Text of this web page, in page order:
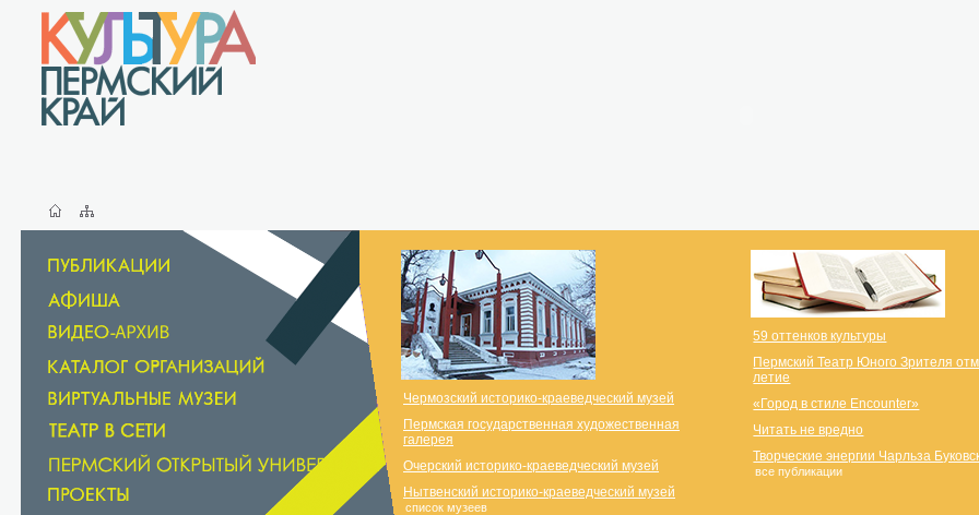
Чермозский историко-краеведческий музей
Пермская государственная художественная
галерея
Очерский историко-краеведческий музей
Нытвенский историко-краеведческий музей
список музеев
59 оттенков культуры
Пермский Театр Юного Зрителя
летие
«Город в стиле Encounter»
Читать не вредно
Творческие энергии Чарльза
все публикации